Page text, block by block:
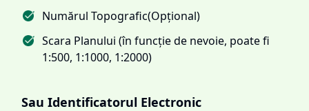
Numărul Topografic(Opțional)
Scara Planului (în funcție de nevoie, poate fi
1:500, 1:1000, 1:2000)
Sau Identificatorul Electronic